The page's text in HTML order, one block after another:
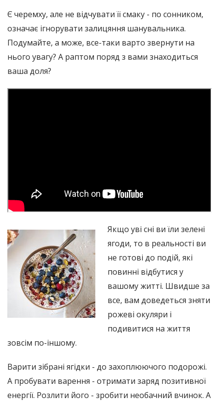
Є черемху, але не відчувати її смаку - по сонником,
означає ігнорувати залицяння шанувальника.
Подумайте, а може, все-таки варто звернути на
нього увагу? А раптом поряд з вами знаходиться
ваша доля?
Якщо уві сні ви їли зелені
ягоди, то в реальності ви
не готові до подій, які
повинні відбутися у
вашому житті. Швидше за
все, вам доведеться зняти
рожеві окуляри і
подивитися на життя
зовсім по-іншому.
Варити зібрані ягідки - до захоплюючого подорожі.
А пробувати варення - отримати заряд позитивної
енергії. Розлити його - зробити необачний вчинок. А